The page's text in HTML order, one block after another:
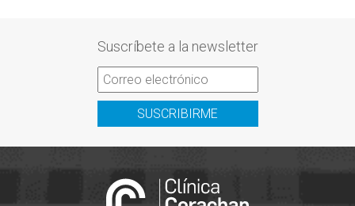
Suscríbete a la newsletter
SUSCRIBIRME